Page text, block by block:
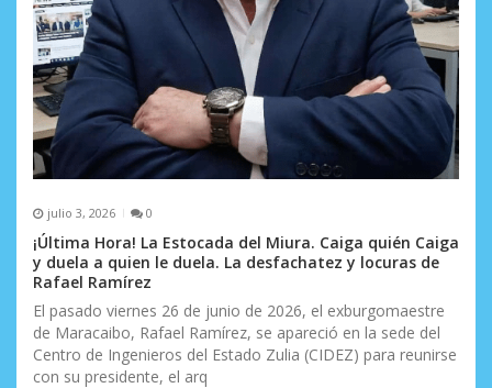
julio 3, 2026 0
¡Última Hora! La Estocada del Miura. Caiga quién Caiga
y duela a quien le duela. La desfachatez y locuras de
Rafael Ramírez
El pasado viernes 26 de junio de 2026, el exburgomaestre
de Maracaibo, Rafael Ramírez, se apareció en la sede del
Centro de Ingenieros del Estado Zulia (CIDEZ) para reunirse
con su presidente, el arq